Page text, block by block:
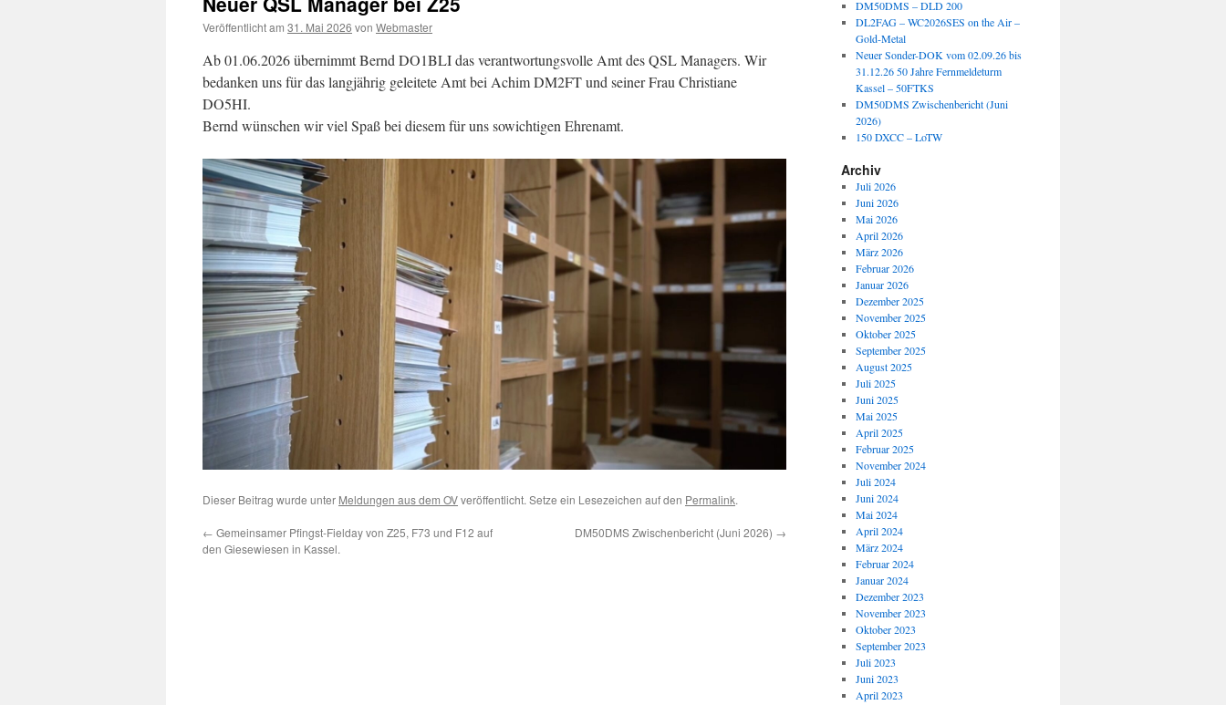
Veröffentlicht am 31. Mai 2026 von Webmaster
Ab 01.06.2026 übernimmt Bernd DO1BLI das verantwortungsvolle Amt des QSL Managers. Wir
bedanken uns für das langjährig geleitete Amt bei Achim DM2FT und seiner Frau Christiane
DO5HI.
Bernd wünschen wir viel Spaß bei diesem für uns sowichtigen Ehrenamt.
Dieser Beitrag wurde unter Meldungen aus dem OVveröffentlicht. Setze ein Lesezeichen auf den Permalink.
← Gemeinsamer Pfingst-Fielday von Z25, F73 und F12 auf
den Giesewiesen in Kassel.
DM50DMS Zwischenbericht (Juni 2026) →
DM50DMS – DLD 200
DL2FAG – WC2026SES on the Air –
Gold-Metal
Neuer Sonder-DOK vom 02.09.26 bis
31.12.26 50 Jahre Fernmeldeturm
Kassel – 50FTKS
DM50DMS Zwischenbericht (Juni
2026)
150 DXCC – LoTW
Archiv
Juli 2026
Juni 2026
Mai 2026
April 2026
März 2026
Februar 2026
Januar 2026
Dezember 2025
November 2025
Oktober 2025
September 2025
August 2025
Juli 2025
Juni 2025
Mai 2025
April 2025
Februar 2025
November 2024
Juli 2024
Juni 2024
Mai 2024
April 2024
März 2024
Februar 2024
Januar 2024
Dezember 2023
November 2023
Oktober 2023
September 2023
Juli 2023
Juni 2023
April 2023